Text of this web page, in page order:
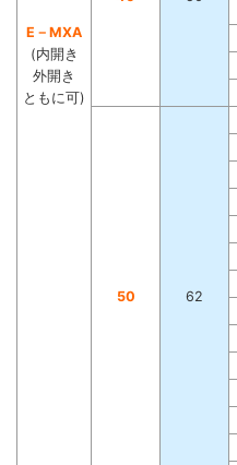
E－MXA
(内開き
外開き
ともに可)
50 62